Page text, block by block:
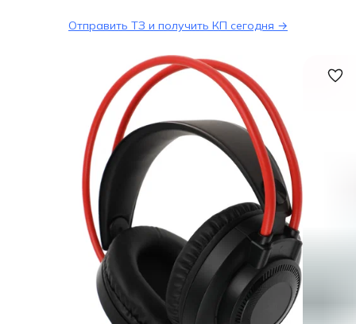
Отправить ТЗ и получить КП сегодня →